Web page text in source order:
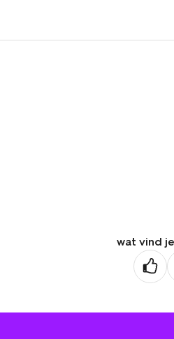
wat vind